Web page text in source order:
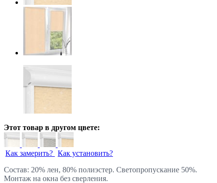
Этот товар в другом цвете:
Как замерить? Как установить?
Состав: 20% лен, 80% полиэстер. Светопропускание 50%.
Монтаж на окна без сверления.